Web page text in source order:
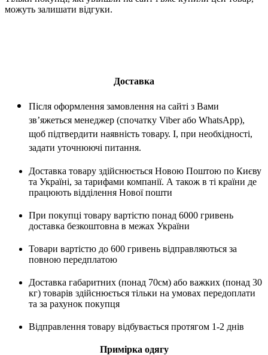
можуть залишати відгуки.
Доставка
Після оформлення замовлення на сайті з Вами
зв’яжеться менеджер (спочатку Viber або WhatsApp),
щоб підтвердити наявність товару. І, при необхідності,
задати уточнюючі питання.
Доставка товару здійснюється Новою Поштою по Києву
та Україні, за тарифами компанії. А також в ті країни де
працюють відділення Нової пошти
При покупці товару вартістю понад 6000 гривень
доставка безкоштовна в межах України
Товари вартістю до 600 гривень відправляються за
повною передплатою
Доставка габаритних (понад 70см) або важких (понад 30
кг) товарів здійснюється тільки на умовах передоплати
та за рахунок покупця
Відправлення товару відбувається протягом 1-2 днів
Примірка одягу